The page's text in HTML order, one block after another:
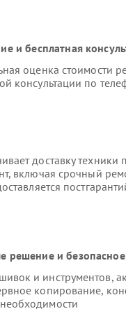
и бесплатная
оценка стоимости
консультации по
доставку
включая срочный
решение и
и инструментов,
копирование,